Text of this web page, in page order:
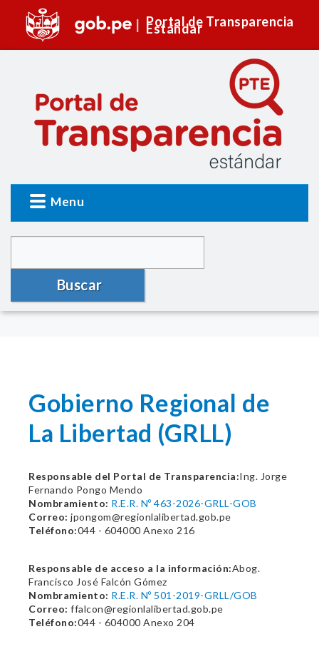
Portal de Transparencia
Estándar
Menu
Buscar
Gobierno Regional de
La Libertad (GRLL)
Responsable del Portal de Transparencia:Ing. Jorge
Fernando Pongo Mendo
Nombramiento: R.E.R. Nº 463-2026-GRLL-GOB
Correo: jpongom@regionlalibertad.gob.pe
Teléfono:044 - 604000 Anexo 216
Responsable de acceso a la información:Abog.
Francisco José Falcón Gómez
Nombramiento: R.E.R. Nº 501-2019-GRLL/GOB
Correo: ffalcon@regionlalibertad.gob.pe
Teléfono:044 - 604000 Anexo 204